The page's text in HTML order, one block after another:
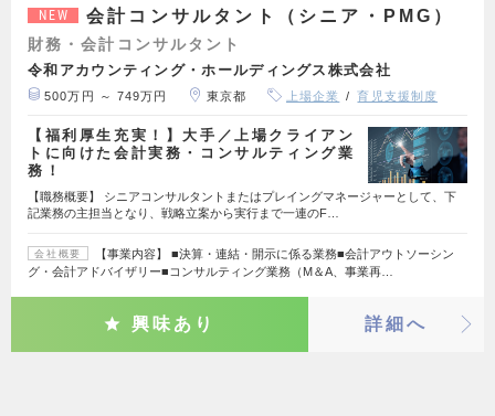
NEW 会計コンサルタント（シニア・PMG）
財務・会計コンサルタント
令和アカウンティング・ホールディングス株式会社
500万円 ～ 749万円 東京都 上場企業 育児支援制度
【福利厚生充実！】大手／上場クライアン
トに向けた会計実務・コンサルティング業
務！
【職務概要】 シニアコンサルタントまたはプレイングマネージャーとして、下
記業務の主担当となり、戦略立案から実行まで一連のF…
会社概要
【事業内容】 ■決算・連結・開示に係る業務■会計アウトソーシン
グ・会計アドバイザリー■コンサルティング業務（M＆A、事業再…
興味あり 詳細へ